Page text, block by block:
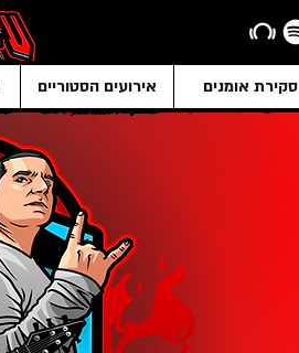
סקירת אומנים אירועים הסטוריים